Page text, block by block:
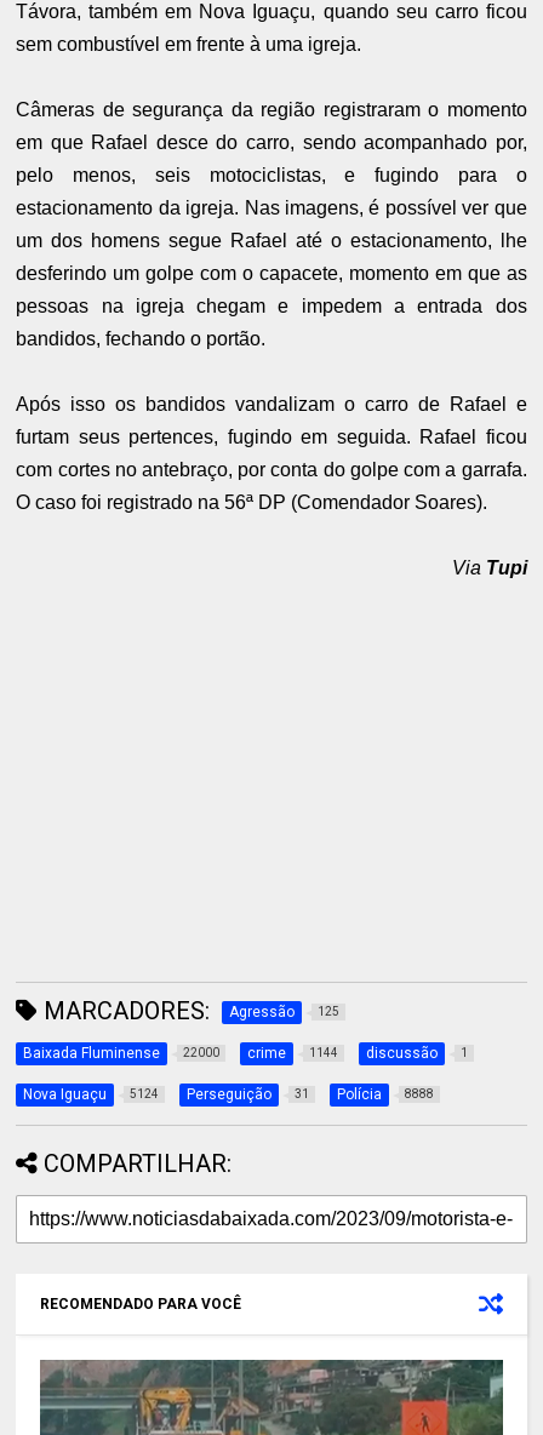
Távora, também em Nova Iguaçu, quando seu carro ficou
sem combustível em frente à uma igreja.
Câmeras de segurança da região registraram o momento
em que Rafael desce do carro, sendo acompanhado por,
pelo menos, seis motociclistas, e fugindo para o
estacionamento da igreja. Nas imagens, é possível ver que
um dos homens segue Rafael até o estacionamento, lhe
desferindo um golpe com o capacete, momento em que as
pessoas na igreja chegam e impedem a entrada dos
bandidos, fechando o portão.
Após isso os bandidos vandalizam o carro de Rafael e
furtam seus pertences, fugindo em seguida. Rafael ficou
com cortes no antebraço, por conta do golpe com a garrafa.
O caso foi registrado na 56ª DP (Comendador Soares).
Via Tupi
MARCADORES: Agressão 125
Baixada Fluminense 22000 crime 1144 discussão 1
Nova Iguaçu 5124 Perseguição 31 Polícia 8888
COMPARTILHAR:
RECOMENDADO PARA VOCÊ